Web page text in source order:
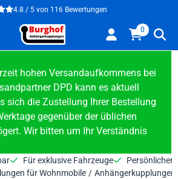
Einstellungen wählen oder alle
4.8 / 5 von 116 Bewertungen
0
hohen Versandaufkommens bei
DPD kann es aktuell
sich die Zustellung Ihrer Bestellung
gegenüber der üblichen
Wir bitten um Ihr Verständnis
Für exklusive Fahrzeuge
Persönlicher
für Wohnmobile /